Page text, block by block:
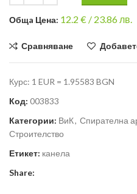
Общa Цена: 12.2 € / 23.86 лв.
Сравняване
Курс: 1 EUR = 1.95583 BGN
Код: 003833
Категории: ВиК, Спирателна
Строителство
Етикет: канела
Share: